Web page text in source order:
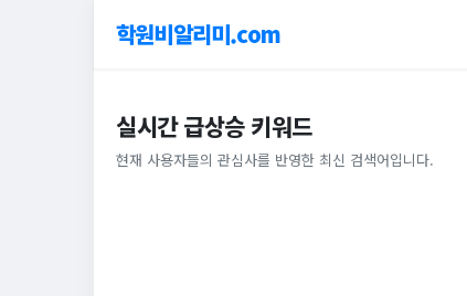
학원비알리미.com
실시간 급상승 키워드
현재 사용자들의 관심사를 반영한 최신 검색어입니다.